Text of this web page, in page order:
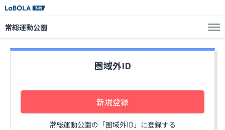
常総運動公園
圏域外ID
新規登録
常総運動公園の「圏域外ID」に登録する